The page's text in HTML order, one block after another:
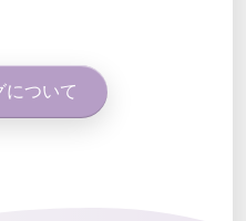
について